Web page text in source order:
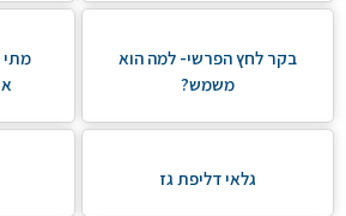
בקר לחץ הפרשי- למה הוא
משמש?
גלאי דליפת גז